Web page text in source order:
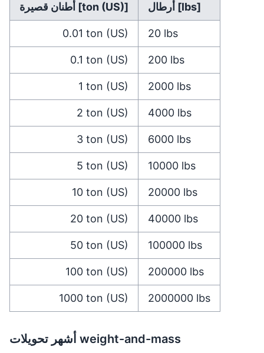
أطنان قصيرة [ton (US)] أرطال [lbs]
0.01 ton (US) 20 lbs
0.1 ton (US) 200 lbs
1 ton (US) 2000 lbs
2 ton (US) 4000 lbs
3 ton (US) 6000 lbs
5 ton (US) 10000 lbs
10 ton (US) 20000 lbs
20 ton (US) 40000 lbs
50 ton (US) 100000 lbs
100 ton (US) 200000 lbs
1000 ton (US) 2000000 lbs
أشهر تحويلات weight-and-mass